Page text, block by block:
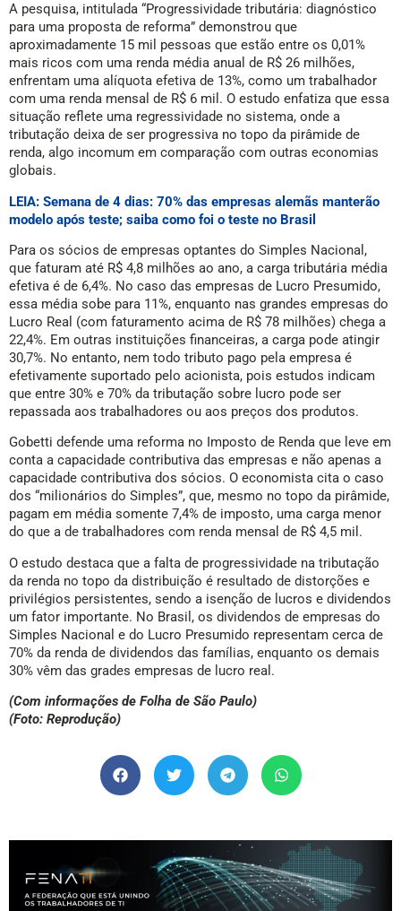
A pesquisa, intitulada “Progressividade tributária: diagnóstico
para uma proposta de reforma” demonstrou que
aproximadamente 15 mil pessoas que estão entre os 0,01%
mais ricos com uma renda média anual de R$ 26 milhões,
enfrentam uma alíquota efetiva de 13%, como um trabalhador
com uma renda mensal de R$ 6 mil. O estudo enfatiza que essa
situação reflete uma regressividade no sistema, onde a
tributação deixa de ser progressiva no topo da pirâmide de
renda, algo incomum em comparação com outras economias
globais.
LEIA: Semana de 4 dias: 70% das empresas alemãs manterão
modelo após teste; saiba como foi o teste no Brasil
Para os sócios de empresas optantes do Simples Nacional,
que faturam até R$ 4,8 milhões ao ano, a carga tributária média
efetiva é de 6,4%. No caso das empresas de Lucro Presumido,
essa média sobe para 11%, enquanto nas grandes empresas do
Lucro Real (com faturamento acima de R$ 78 milhões) chega a
22,4%. Em outras instituições financeiras, a carga pode atingir
30,7%. No entanto, nem todo tributo pago pela empresa é
efetivamente suportado pelo acionista, pois estudos indicam
que entre 30% e 70% da tributação sobre lucro pode ser
repassada aos trabalhadores ou aos preços dos produtos.
Gobetti defende uma reforma no Imposto de Renda que leve em
conta a capacidade contributiva das empresas e não apenas a
capacidade contributiva dos sócios. O economista cita o caso
dos “milionários do Simples”, que, mesmo no topo da pirâmide,
pagam em média somente 7,4% de imposto, uma carga menor
do que a de trabalhadores com renda mensal de R$ 4,5 mil.
O estudo destaca que a falta de progressividade na tributação
da renda no topo da distribuição é resultado de distorções e
privilégios persistentes, sendo a isenção de lucros e dividendos
um fator importante. No Brasil, os dividendos de empresas do
Simples Nacional e do Lucro Presumido representam cerca de
70% da renda de dividendos das famílias, enquanto os demais
30% vêm das grades empresas de lucro real.
(Com informações de Folha de São Paulo)
(Foto: Reprodução)